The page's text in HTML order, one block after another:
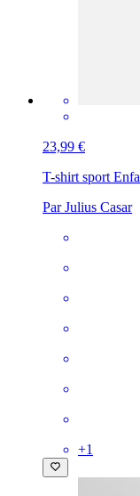
23,99 €
T-shirt sport
Par Julius Casar
+1